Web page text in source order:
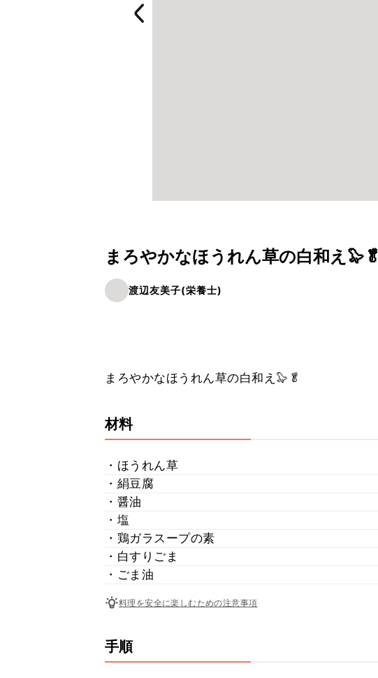
まろやかなほうれん草の白和え🦭🥬
渡辺友美子(栄養士)
まろやかなほうれん草の白和え🦭🥬
材料
・ほうれん草
・絹豆腐
・醤油
・塩
・鶏ガラスープの素
・白すりごま
・ごま油
料理を安全に楽しむための注意事項
手順